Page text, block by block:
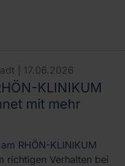
| 17.06.2026
KLINIKUM
mit mehr
RHÖN-KLINIKUM
richtigen Verhalten bei